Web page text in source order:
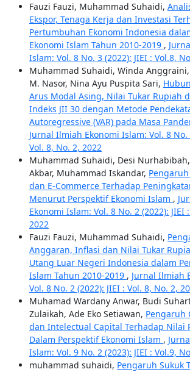
Fauzi Fauzi, Muhammad Suhaidi,
Ekspor, Tenaga Kerja dan Investasi
Pertumbuhan Ekonomi Indonesia
Ekonomi Islam Tahun 2010-2019 ,
Islam: Vol. 8 No. 3 (2022): JIEI : Vol.8,
Muhammad Suhaidi, Winda
M. Nasor, Nina Ayu Puspita Sari,
Arus Modal Asing, Nilai Tukar Rupiah
Indeks JII 30 dengan Metode
Autoregressive (VAR) pada Masa
Jurnal Ilmiah Ekonomi Islam: Vol. 8 No.
Vol. 8, No. 2, 2022
Muhammad Suhaidi, Desi
Akbar, Muhammad Iskandar,
dan E-Commerce Terhadap
Menurut Perspektif Ekonomi Islam ,
Ekonomi Islam: Vol. 8 No. 2 (2022): JIEI
2022
Fauzi Fauzi, Muhammad Suhaidi,
Anggaran, Inflasi dan Nilai Tukar
Utang Luar Negeri Indonesia dalam
Islam Tahun 2010-2019 , Jurnal Ilmiah
Vol. 8 No. 2 (2022): JIEI : Vol. 8, No. 2,
Muhamad Wardany Anwar, Budi
Zulaikah, Ade Eko Setiawan, Pengaruh
dan Intelectual Capital Terhadap Nilai
Dalam Perspektif Ekonomi Islam ,
Islam: Vol. 9 No. 2 (2023): JIEI : Vol.9,
muhammad suhaidi, Pengaruh Sukuk